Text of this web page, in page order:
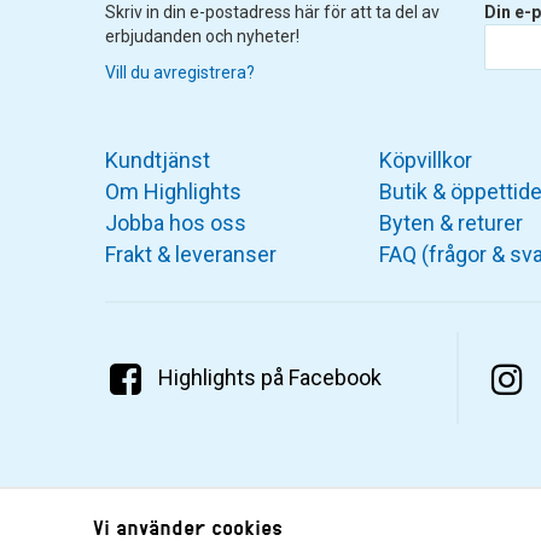
Skriv in din e-postadress här för att ta del av
erbjudanden och nyheter!
Vill du avregistrera?
Din e-
Kundtjänst
Om Highlights
Jobba hos oss
Frakt & leveranser
Köpvillkor
Butik &
Byten & returer
FAQ (frågor &
Highlights på Facebook
Vi använder cookies